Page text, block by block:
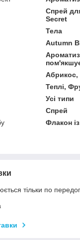
Спрей
Secret
Тела
Autumn
Абрикос,
Теплі,
Усі типи
Спрей
Флакон
тільки по